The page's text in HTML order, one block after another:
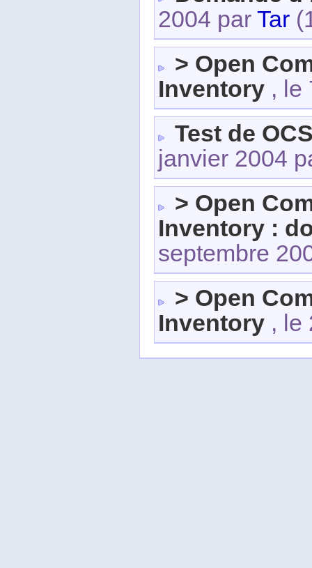
2004 par Tar
> Open
Inventory , le
Test de
janvier 2004
> Open
Inventory :
septembre
> Open
Inventory , le